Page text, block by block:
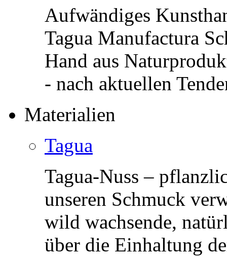
Aufwändiges
Tagua Manufactura
Hand aus
- nach aktuellen
Materialien
Tagua
Tagua-Nuss –
unseren Schmuck
wild wachsende,
über die Einhaltung